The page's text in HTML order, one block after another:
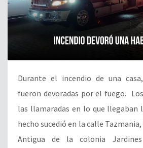
Durante el incendio de una
fueron devoradas por el fuego.
las llamaradas en lo que llegaban
hecho sucedió en la calle
Antigua de la colonia